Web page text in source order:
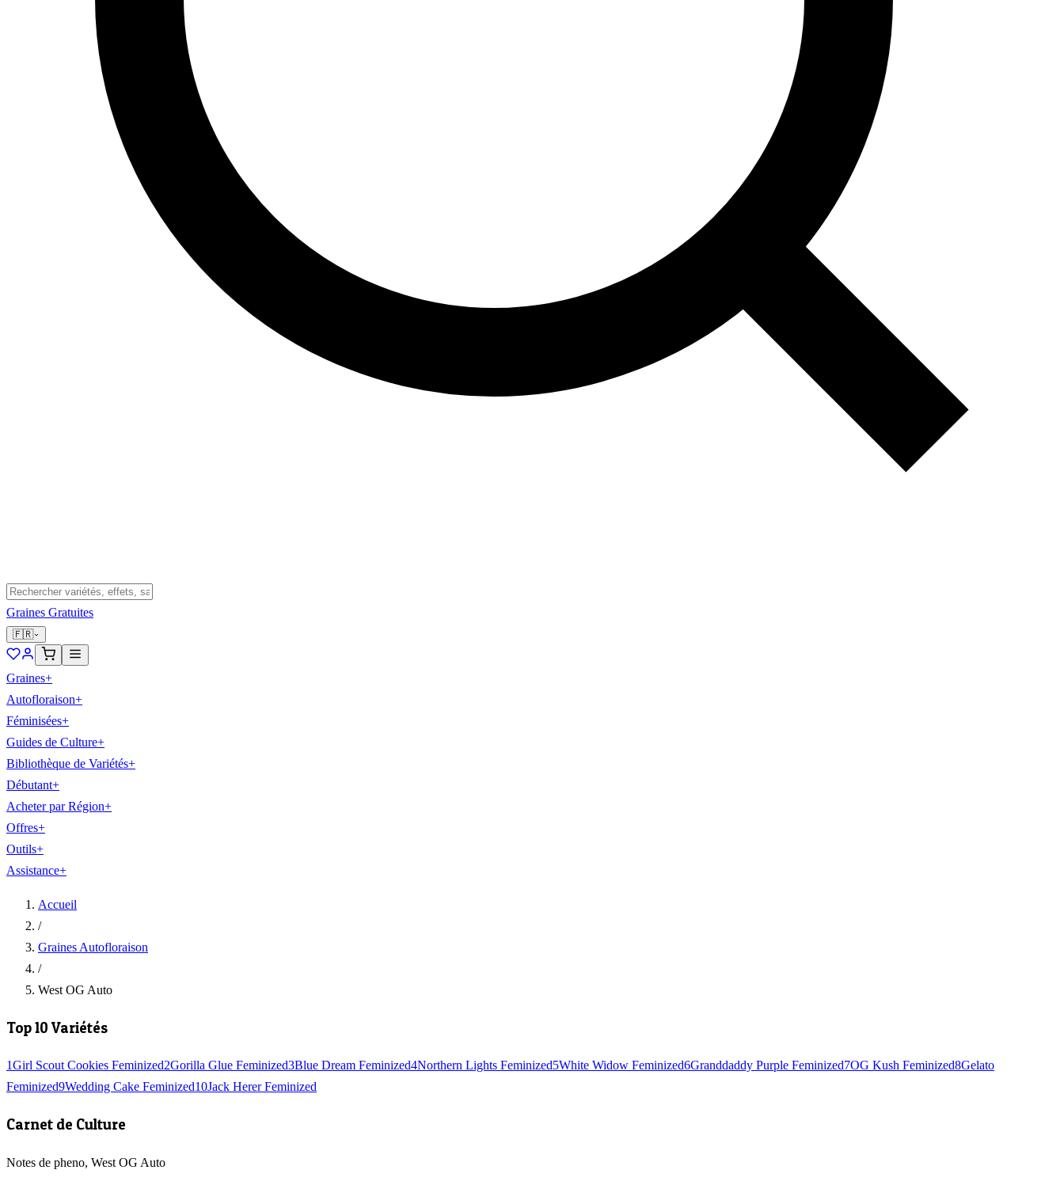
Graines Gratuites
🇫🇷
Graines+
Autofloraison+
Féminisées+
Guides de Culture+
Bibliothèque de Variétés+
Débutant+
Acheter par Région+
Offres+
Outils+
Assistance+
Accueil
/
Graines Autofloraison
/
West OG Auto
Top 10 Variétés
1Girl Scout Cookies Feminized2Gorilla Glue Feminized3Blue Dream Feminized4Northern Lights Feminized5White Widow Feminized6Granddaddy Purple Feminized7OG Kush Feminized8Gelato
Feminized9Wedding Cake Feminized10Jack Herer Feminized
Carnet de Culture
Notes de pheno, West OG Auto